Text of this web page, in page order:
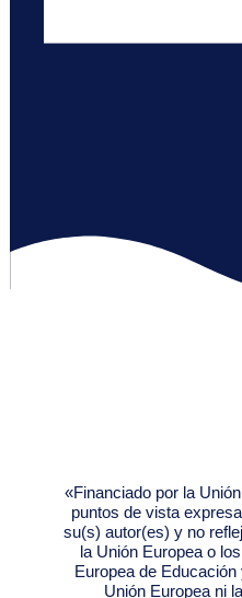
«Financiado por la
puntos de vista
su(s) autor(es) y no
la Unión Europea o
Europea de
Unión Europea ni